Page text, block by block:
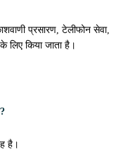
प्रसारण, टेलीफोन सेवा,
के लिए किया जाता है।
है।